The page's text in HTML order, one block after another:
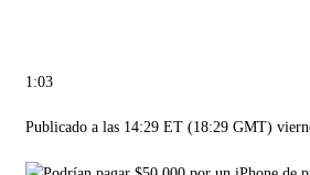
1:03
Publicado a las 14:29 ET (18:29 GMT)